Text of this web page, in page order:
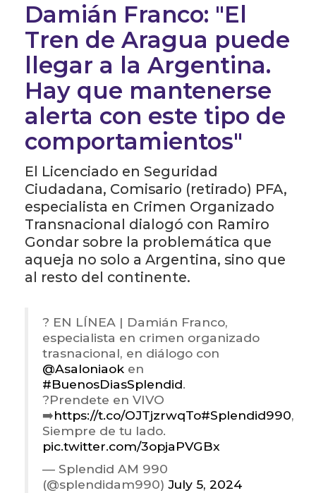
Damián Franco: "El
Tren de Aragua puede
llegar a la Argentina.
Hay que mantenerse
alerta con este tipo de
comportamientos"
El Licenciado en Seguridad
Ciudadana, Comisario (retirado) PFA,
especialista en Crimen Organizado
Transnacional dialogó con Ramiro
Gondar sobre la problemática que
aqueja no solo a Argentina, sino que
al resto del continente.
? EN LÍNEA | Damián Franco,
especialista en crimen organizado
trasnacional, en diálogo con
@Asaloniaok en
#BuenosDiasSplendid.
?Prendete en VIVO
➡️https://t.co/OJTjzrwqTo#Splendid990,
Siempre de tu lado.
pic.twitter.com/3opjaPVGBx
— Splendid AM 990
(@splendidam990) July 5, 2024